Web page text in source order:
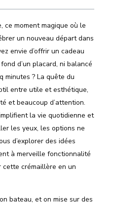
ce moment magique où le
un nouveau départ dans
envie d’offrir un cadeau
d’un placard, ni balancé
minutes ? La quête du
entre utile et esthétique,
et beaucoup d’attention.
la vie quotidienne et
les yeux, les options ne
d’explorer des idées
à merveille fonctionnalité
cette crémaillère en un
bateau, et on mise sur des